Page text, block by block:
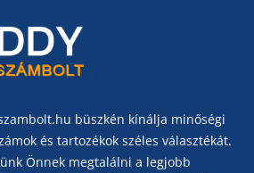
büszkén kínálja minőségi
és tartozékok széles választékát.
Önnek megtalálni a legjobb